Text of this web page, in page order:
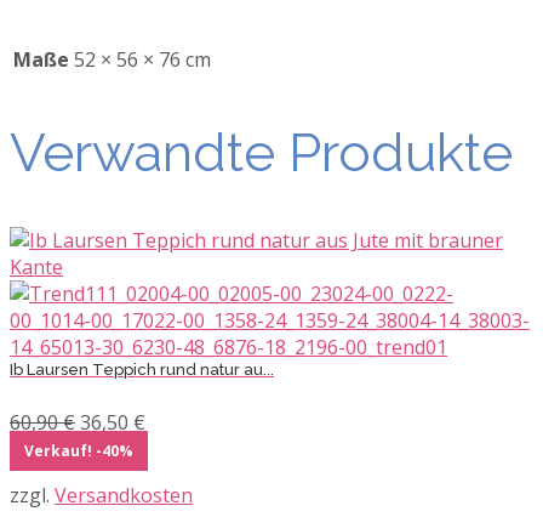
Maße 52 × 56 × 76 cm
Verwandte Produkte
Ib Laursen Teppich rund natur au...
60,90€Ursprünglicher
Preis
war:
60,90 €
36,50 €
ist:
36,50 €.
Verkauf! -40%
zzgl. Versandkosten